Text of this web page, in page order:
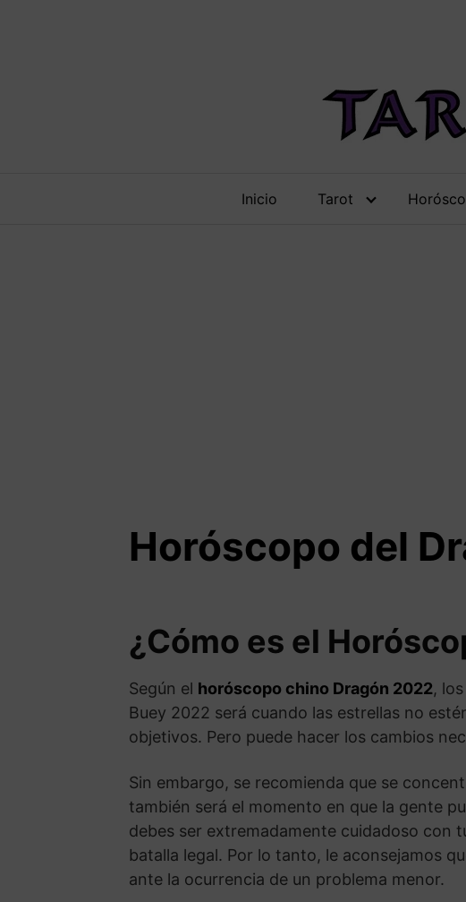
Inicio Tarot
Horóscopo del
¿Cómo es el
Según el horóscopo chino Dragón 2022,
Buey 2022 será cuando las estrellas no
objetivos. Pero puede hacer los cambios
Sin embargo, se recomienda que se
también será el momento en que la gente
debes ser extremadamente cuidadoso con
batalla legal. Por lo tanto, le aconsejamos
ante la ocurrencia de un problema menor.